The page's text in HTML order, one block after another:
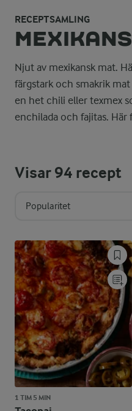
RECEPTSAMLING
Njut av mexikansk mat.
färgstark och smakrik
en het chili eller texmex
enchilada och fajitas. Här
Visar94 recept
Popularitet
1 TIM 5 MIN